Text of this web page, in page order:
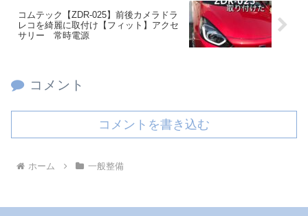
コムテック【ZDR-025】前後カメラドラ
レコを綺麗に取付け【フィット】アクセ
サリー 常時電源
コメント
コメントを書き込む
ホーム 一般整備